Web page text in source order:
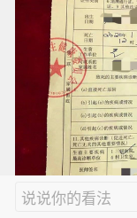
说说你的看法